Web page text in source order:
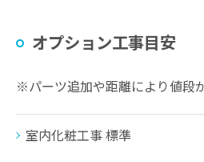
オプション工事目安
※パーツ追加や距離により値段
室内化粧工事 標準